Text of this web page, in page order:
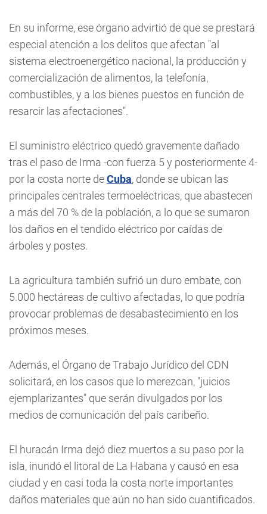
En su informe, ese órgano advirtió de que se prestará
especial atención a los delitos que afectan "al
sistema electroenergético nacional, la producción y
comercialización de alimentos, la telefonía,
combustibles, y a los bienes puestos en función de
resarcir las afectaciones".
El suministro eléctrico quedó gravemente dañado
tras el paso de Irma -con fuerza 5 y posteriormente 4-
por la costa norte deCuba, donde se ubican las
principales centrales termoeléctricas, que abastecen
a más del 70 % de la población, a lo que se sumaron
los daños en el tendido eléctrico por caídas de
árboles y postes.
La agricultura también sufrió un duro embate, con
5.000 hectáreas de cultivo afectadas, lo que podría
provocar problemas de desabastecimiento en los
próximos meses.
Además, el Órgano de Trabajo Jurídico del CDN
solicitará, en los casos que lo merezcan, "juicios
ejemplarizantes" que serán divulgados por los
medios de comunicación del país caribeño.
El huracán Irma dejó diez muertos a su paso por la
isla, inundó el litoral de La Habana y causó en esa
ciudad y en casi toda la costa norte importantes
daños materiales que aún no han sido cuantificados.